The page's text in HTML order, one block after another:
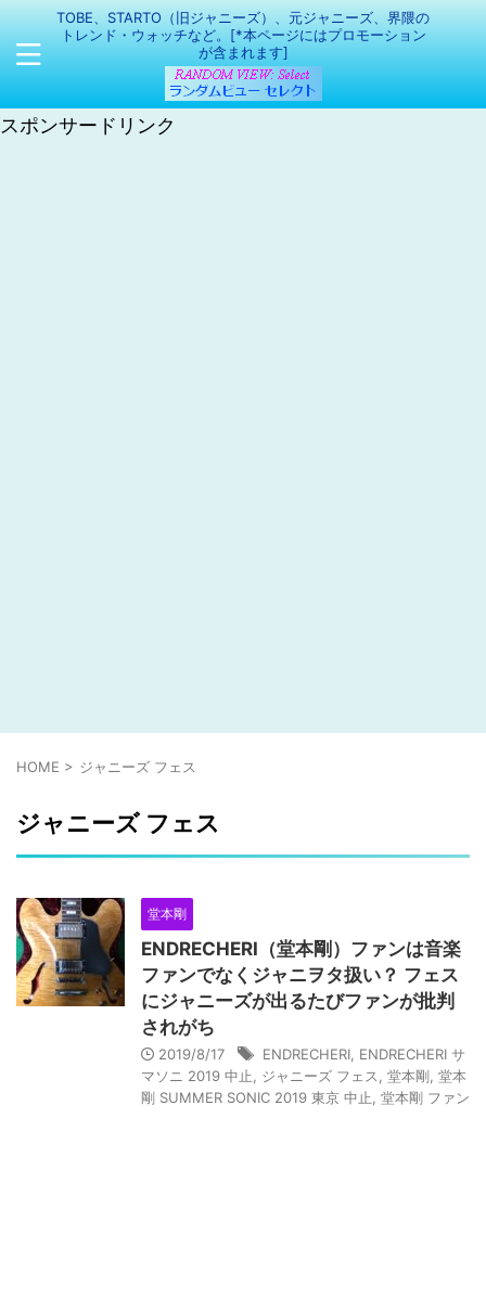
TOBE、STARTO（旧ジャニーズ）、元ジャニーズ、界隈の
トレンド・ウォッチなど。[*本ページにはプロモーション
が含まれます]
スポンサードリンク
HOME > ジャニーズ フェス
ジャニーズ フェス
堂本剛
ENDRECHERI（堂本剛）ファンは音楽
ファンでなくジャニヲタ扱い？ フェス
にジャニーズが出るたびファンが批判
されがち
2019/8/17 ENDRECHERI ENDRECHERI サ
マソニ 2019 中止
ジャニーズ フェス 堂本剛 堂本
剛 SUMMER SONIC 2019 東京 中止 堂本剛 ファン